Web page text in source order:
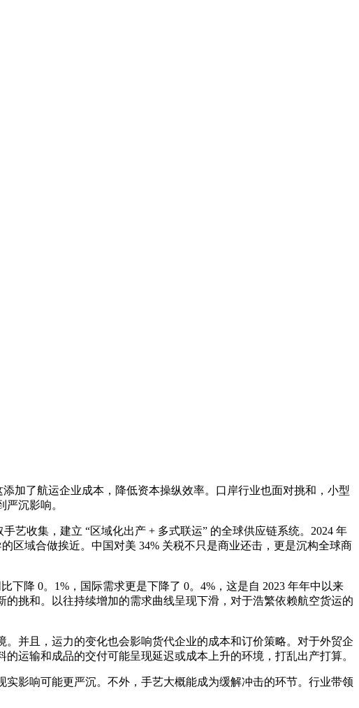
加了航运企业成本，降低资本操纵效率。口岸行业也面对挑和，小型
沉影响。
收集，建立 “区域化出产 + 多式联运” 的全球供应链系统。2024 年
区域合做挨近。中国对美 34% 关税不只是商业还击，更是沉构全球商
降 0。1%，国际需求更是下降了 0。4%，这是自 2023 年年中以来
挑和。以往持续增加的需求曲线呈现下滑，对于浩繁依赖航空货运的
并且，运力的变化也会影响货代企业的成本和订价策略。对于外贸企
运输和成品的交付可能呈现延迟或成本上升的环境，打乱出产打算。
影响可能更严沉。不外，手艺大概能成为缓解冲击的环节。行业带领